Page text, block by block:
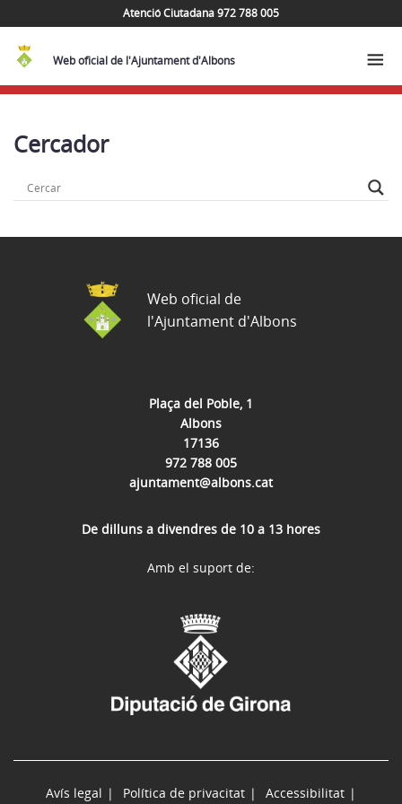
Atenció Ciutadana 972 788 005
Web oficial de l'Ajuntament d'Albons
Cercador
Plaça del Poble, 1
Albons
17136
972 788 005
ajuntament@albons.cat
De dilluns a divendres de 10 a 13 hores
Web oficial de
l'Ajuntament d'Albons
Avís legal Política de privacitat Accessibilitat
Amb el suport de: